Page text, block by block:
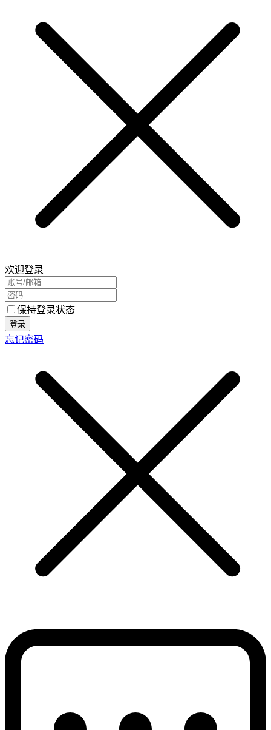
欢迎登录
保持登录状态
登录
忘记密码